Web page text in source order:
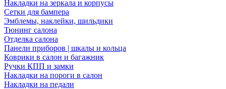
Накладки на зеркала и корпусы
Сетки для бампера
Эмблемы, наклейки, шильдики
Тюнинг салона
Отделка салона
Панели приборов | шкалы и кольца
Коврики в салон и багажник
Ручки КПП и замки
Накладки на пороги в салон
Накладки на педали